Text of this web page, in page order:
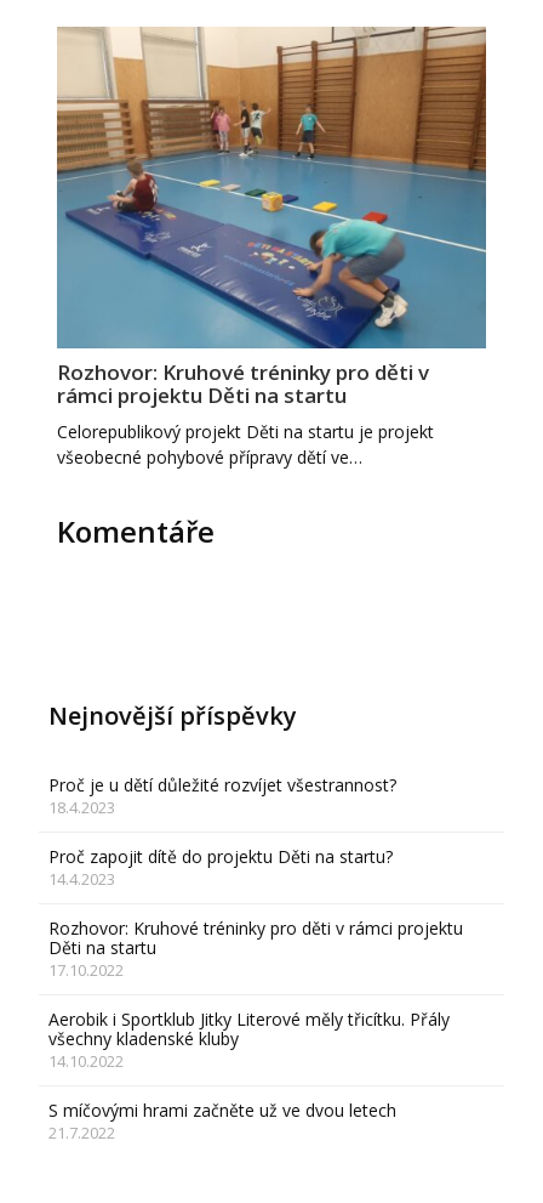
Rozhovor: Kruhové tréninky pro děti v
rámci projektu Děti na startu
Celorepublikový projekt Děti na startu je projekt
všeobecné pohybové přípravy dětí ve…
Komentáře
Nejnovější příspěvky
Proč je u dětí důležité rozvíjet všestrannost?
18.4.2023
Proč zapojit dítě do projektu Děti na startu?
14.4.2023
Rozhovor: Kruhové tréninky pro děti v rámci projektu
Děti na startu
17.10.2022
Aerobik i Sportklub Jitky Literové měly třicítku. Přály
všechny kladenské kluby
14.10.2022
S míčovými hrami začněte už ve dvou letech
21.7.2022